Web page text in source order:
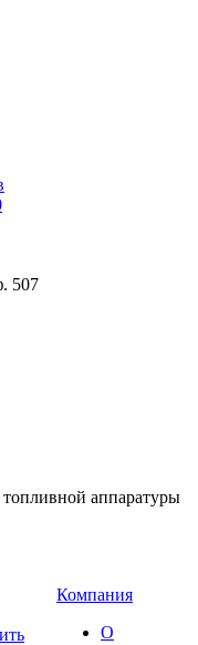
507
топливной аппаратуры
Компания
О